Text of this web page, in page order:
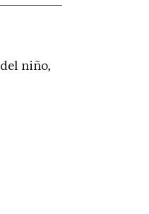
niño,